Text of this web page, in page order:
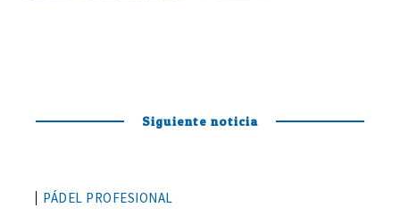
Siguiente noticia
PÁDEL PROFESIONAL